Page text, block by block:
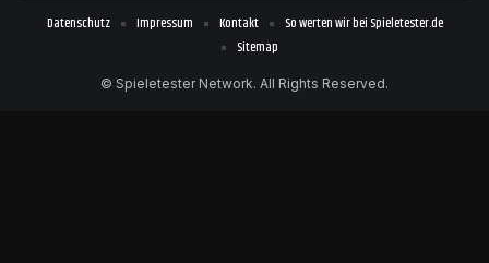
© Spieletester Network. All Rights Reserved.
Datenschutz Impressum Kontakt
So werten wir bei Spieletester.de
Sitemap